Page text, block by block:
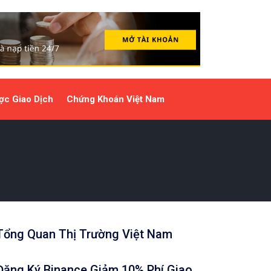
Giao Dịch Chứng Khoán Việt Nam
Quan Thị Trường Việt Nam